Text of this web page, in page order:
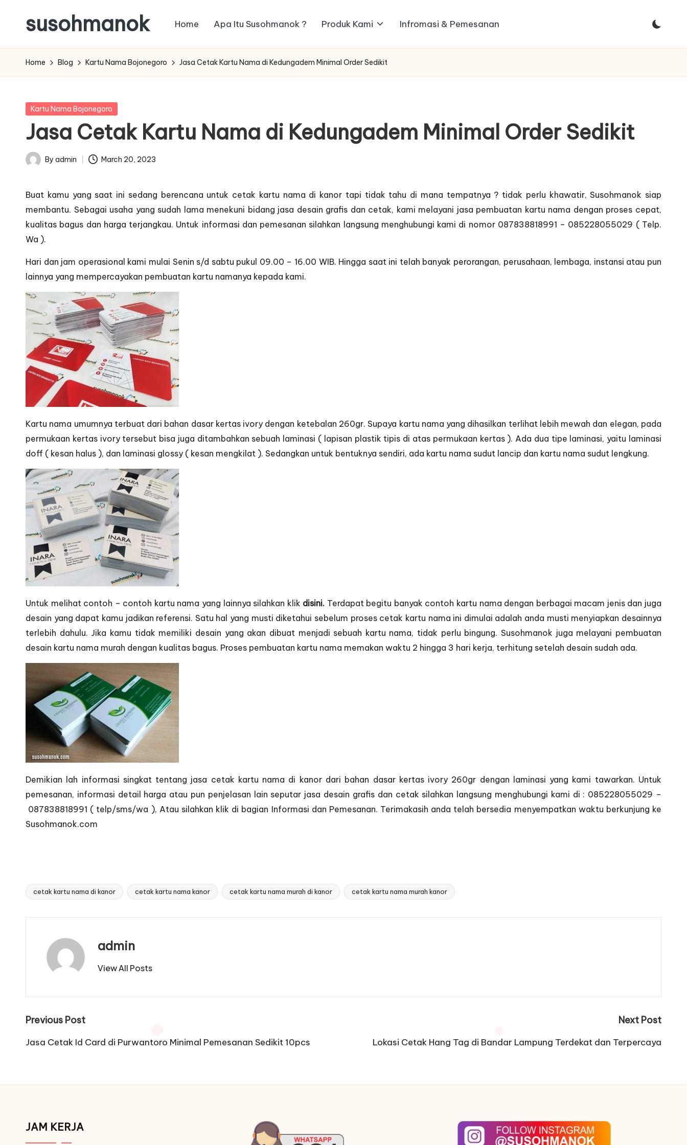
content
susohmanok Home Apa Itu Susohmanok ? Produk Kami Infromasi & Pemesanan
Home Blog Kartu Nama Bojonegoro Jasa Cetak Kartu Nama di Kedungadem Minimal Order Sedikit
Posted
Kartu Nama Bojonegoro
Jasa Cetak Kartu Nama di Kedungadem Minimal Order Sedikit
Posted
By admin March 20, 2023
Buat kamu yang saat ini sedang berencana untuk cetak kartu nama di kanor tapi tidak tahu di mana tempatnya ? tidak perlu khawatir, Susohmanok siap
membantu. Sebagai usaha yang sudah lama menekuni bidang jasa desain grafis dan cetak, kami melayani jasa pembuatan kartu nama dengan proses cepat,
kualitas bagus dan harga terjangkau. Untuk informasi dan pemesanan silahkan langsung menghubungi kami di nomor 087838818991 – 085228055029 ( Telp.
Wa ).
Hari dan jam operasional kami mulai Senin s/d sabtu pukul 09.00 – 16.00 WIB. Hingga saat ini telah banyak perorangan, perusahaan, lembaga, instansi atau pun
lainnya yang mempercayakan pembuatan kartu namanya kepada kami.
Kartu nama umumnya terbuat dari bahan dasar kertas ivory dengan ketebalan 260gr. Supaya kartu nama yang dihasilkan terlihat lebih mewah dan elegan, pada
permukaan kertas ivory tersebut bisa juga ditambahkan sebuah laminasi ( lapisan plastik tipis di atas permukaan kertas ). Ada dua tipe laminasi, yaitu laminasi
doff ( kesan halus ), dan laminasi glossy ( kesan mengkilat ). Sedangkan untuk bentuknya sendiri, ada kartu nama sudut lancip dan kartu nama sudut lengkung.
Untuk melihat contoh – contoh kartu nama yang lainnya silahkan klik disini. Terdapat begitu banyak contoh kartu nama dengan berbagai macam jenis dan juga
desain yang dapat kamu jadikan referensi. Satu hal yang musti diketahui sebelum proses cetak kartu nama ini dimulai adalah anda musti menyiapkan desainnya
terlebih dahulu. Jika kamu tidak memiliki desain yang akan dibuat menjadi sebuah kartu nama, tidak perlu bingung. Susohmanok juga melayani pembuatan
desain kartu nama murah dengan kualitas bagus. Proses pembuatan kartu nama memakan waktu 2 hingga 3 hari kerja, terhitung setelah desain sudah ada.
Demikian lah informasi singkat tentang jasa cetak kartu nama di kanor dari bahan dasar kertas ivory 260gr dengan laminasi yang kami tawarkan. Untuk
pemesanan, informasi detail harga atau pun penjelasan lain seputar jasa desain grafis dan cetak silahkan langsung menghubungi kami di : 085228055029 –
087838818991 ( telp/sms/wa ), Atau silahkan klik di bagian Informasi dan Pemesanan. Terimakasih anda telah bersedia menyempatkan waktu berkunjung ke
Susohmanok.com
Tags:
cetak kartu nama di kanor cetak kartu nama kanor cetak kartu nama murah di kanor cetak kartu nama murah kanor
admin
View All Posts
Post
navigation
Previous Post
Jasa Cetak Id Card di Purwantoro Minimal Pemesanan Sedikit 10pcs
Next Post
Lokasi Cetak Hang Tag di Bandar Lampung Terdekat dan Terpercaya
JAM KERJA